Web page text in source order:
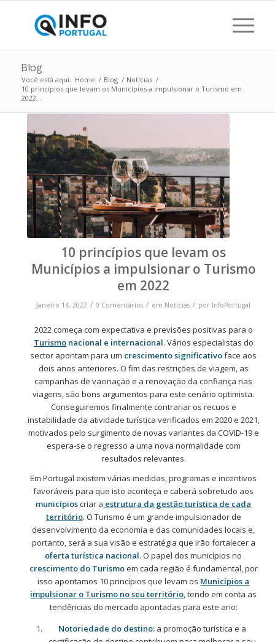
Blog
Você está aqui: Home / Blog / Notícias /
10 princípios que levam os Municípios a impulsionar o Turismo em
2022...
10 princípios que levam os
Municípios a impulsionar o Turismo
em 2022
Janeiro 14, 2022 / 0 Comentários / em Notícias / por InfoPortugal
2022 começa com expectativa e previsões positivas para o
Turismonacional e internacional. Vários especialistas do
sector apontam para um crescimento significativoface aos
dois anos anteriores. O fim das restrições de viagem, as
campanhas de vacinação e a renovação da confiança nas
viagens, são bons argumentos para este cenário optimista.
Conseguiremos finalmente contrariar os recuos e
instabilidade da atividade turística verificados em 2020 e 2021,
motivados pelo surgimento de novas variantes da COVID-19 e
espera-se o regresso a uma nova normalidade com
resultados relevantes.
Em Portugal existem várias medidas, programas e incentivos
favoráveis para que isto aconteça e caberá sobretudo aos
municípioscriar a estrutura da gestão turística de cada
território. O Turismo é um grande impulsionador de
desenvolvimento da economia e das comunidades locais e,
portanto, será a sua visão e estratégia que irão fortalecer a
oferta turística nacional. O papel dos municípios no
crescimento do Turismoem cada região é fundamental, por
isso apontamos 10 princípios que levam os Municípios a
impulsionar o Turismo no seu território, tendo em conta as
tendências do mercado apontadas para este ano:
Notoriedade do destino:a promoção turística e a